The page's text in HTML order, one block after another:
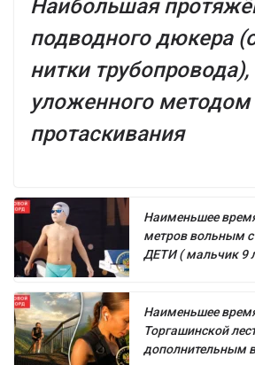
Наибольшая
подводного дюкера
нитки трубопровода),
уложенного методом
протаскивания
Наименьшее
метров вольным
ДЕТИ ( мальчик 9
Наименьшее
Торгашинской
дополнительным